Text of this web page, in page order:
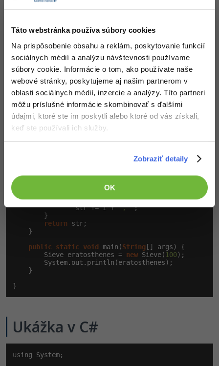
Táto webstránka používa súbory cookies
Na prispôsobenie obsahu a reklám, poskytovanie funkcií
sociálnych médií a analýzu návštevnosti používame
súbory cookie. Informácie o tom, ako používate naše
webové stránky, poskytujeme aj našim partnerom v
oblasti sociálnych médií, inzercie a analýzy. Títo partneri
môžu príslušné informácie skombinovať s ďalšími
údajmi, ktoré ste im poskytli alebo ktoré od vás získali,
keď ste používali ich služby.
Zobraziť detaily
OK
Ukážka v Jave
package
public
class Sieve {
private boolean[] cisla;
Sieve(
n) {
        cisla =
new boolean[n];
        cisla[
0] = cisla[1] = true;
i =
; i < Math.sqrt(n); i++) {
if (cisla[i] == true)
public String toString() {
;
; i < cisla.length; i++) {
if (cisla[i] == false)
                str += i +
", ";
        }
return str;
    }
public
static void main(String [] args) {
        Sieve eratosthenes =
new Sieve( 100);
        System.out.println(eratosthenes);
    }
}
Ukážka v C#
using System;